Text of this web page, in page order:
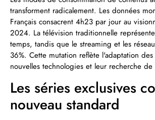
transforment radicalement. Les données
Français consacrent 4h23 par jour au
2024. La télévision traditionnelle
temps, tandis que le streaming et les
36%. Cette mutation reflète l'adaptation des
nouvelles technologies et leur recherche
Les séries exclusives
nouveau standard